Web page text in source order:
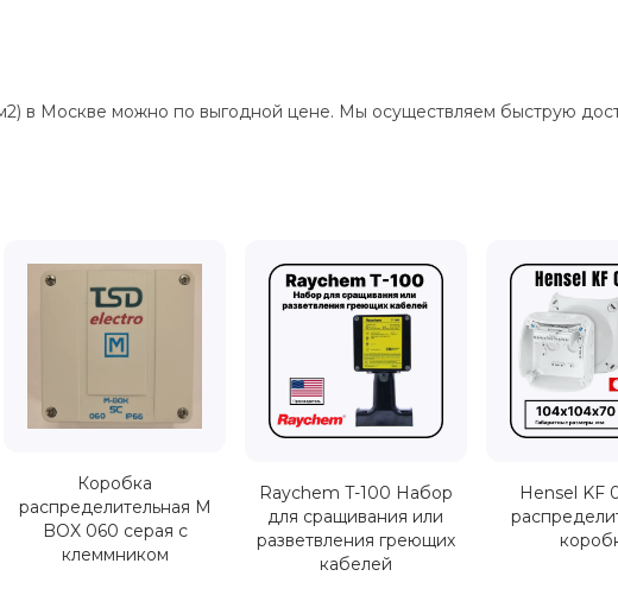
в Москве можно по выгодной цене. Мы осуществляем быструю
Коробка
распределительная M
BOX 060 серая с
клеммником
Raychem T-100 Набор
для сращивания или
разветвления греющих
кабелей
Hensel KF